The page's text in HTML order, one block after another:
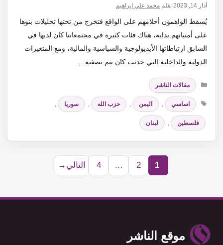
آذار 14, 2023 بقلم محمد علي إبراهيم
يُسقط الواهمون أحلامهم على الواقع فتخرج من تحتها تحليلات بنوها
على أمنياتهم.بداية، هناك فئات كثيرة في مجتمعاتنا كان لديها في
السابق ارتباطاتها الأيديولوجية والسياسية والمالية، ومع المتغيرات
الدولية والداخلية التي حدثت كان يتم تصفية…
التصنيفات
مقالات الناشر
الوسوم
اساسي , اليمن , حزب الله , سوريا ,
فلسطين , لبنان
Page
1
Page
2
…
Page
4 التالي →
موقع الناشر